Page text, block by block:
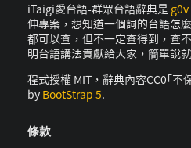
iTaigi愛台語-群眾台語辭典是
伸專案，想知道一個詞的台語怎
都可以查，但不一定查得到，查
明台語講法貢獻給大家，簡單說
程式授權 MIT，辭典內容CC0｢不
by BootStrap 5.
條款